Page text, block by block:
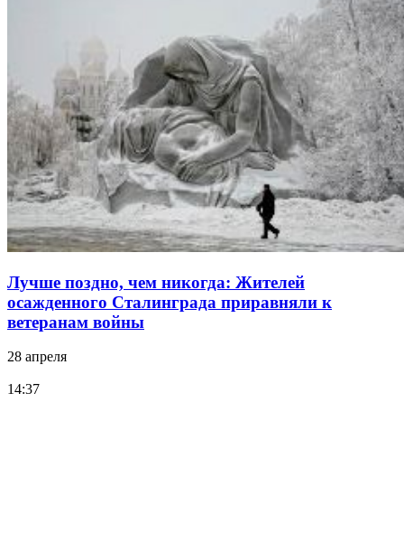
Лучше поздно, чем никогда: Жителей
осажденного Сталинграда приравняли к
ветеранам войны
28 апреля
14:37